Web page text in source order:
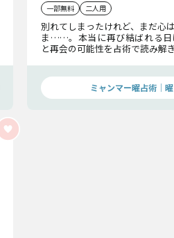
一部無料 二人用
別れてしまったけれど、まだ心
ま……。本当に再び結ばれる日
と再会の可能性を占術で読み解
ミャンマー曜占術│